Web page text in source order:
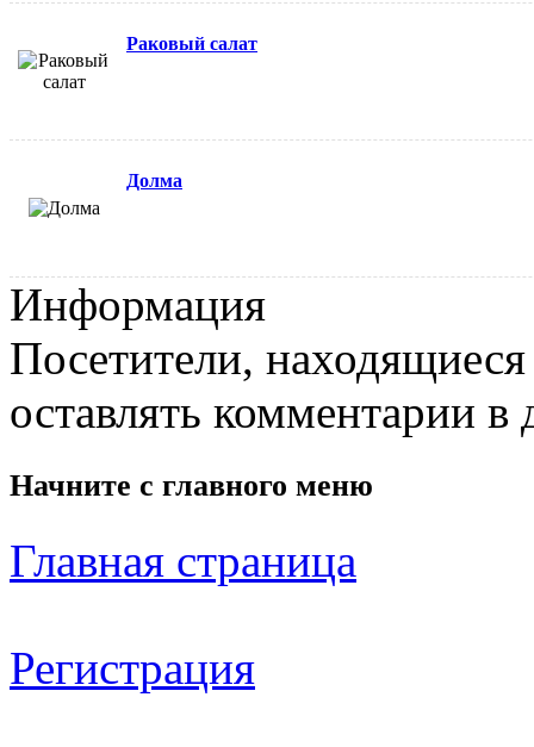
Раковый салат
Долма
Информация
Посетители,
оставлять комментарии в
Начните с главного меню
Главная страница
Регистрация